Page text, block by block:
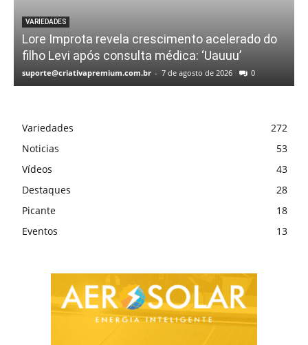
VARIEDADES
Lore Improta revela crescimento acelerado do
filho Levi após consulta médica: ‘Uauuu’
suporte@criativapremium.com.br - 7 de agosto de 2026 0
Variedades
272
Noticias
53
Vídeos
43
Destaques
28
Picante
18
Eventos
13